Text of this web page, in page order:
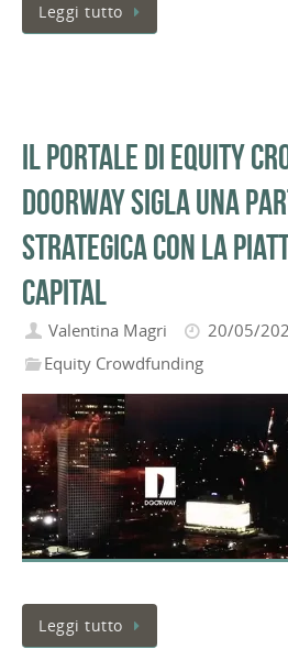
Leggi tutto
Il portale di equity
Doorway sigla una
strategica con la
Capital
Valentina Magri
20/05/
Equity Crowdfunding
Leggi tutto